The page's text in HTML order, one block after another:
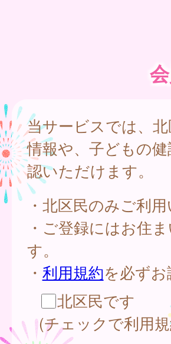
当サービスでは、
情報や、子どもの
認いただけます。
・北区民のみご利
・ご登録にはお住
す。
・ 利用規約を必ず
北区民です
(チェックで利用